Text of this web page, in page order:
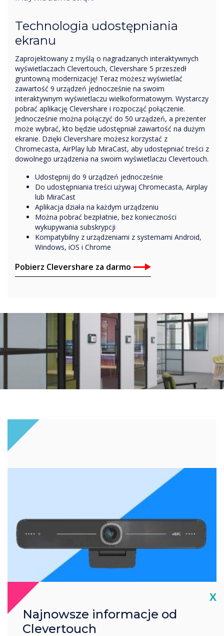
Technologia udostępniania
ekranu
Zaprojektowany z myślą o nagradzanych interaktywnych
wyświetlaczach Clevertouch, Clevershare 5 przeszedł
gruntowną modernizację! Teraz możesz wyświetlać
zawartość 9 urządzeń jednocześnie na swoim
interaktywnym wyświetlaczu wielkoformatowym. Wystarczy
pobrać aplikację Clevershare i rozpocząć połączenie.
Jednocześnie można połączyć do 50 urządzeń, a prezenter
może wybrać, kto będzie udostępniał zawartość na dużym
ekranie. Dzięki Clevershare możesz korzystać z
Chromecasta, AirPlay lub MiraCast, aby udostępniać treści z
dowolnego urządzenia na swoim wyświetlaczu Clevertouch.
Udostępnij do 9 urządzeń jednocześnie
Do udostępniania treści używaj Chromecasta, Airplay
lub MiraCast
Aplikacja działa na każdym urządzeniu
Można pobrać bezpłatnie, bez konieczności
wykupywania subskrypcji
Kompatybilny z urządzeniami z systemami Android,
Windows, iOS i Chrome
Pobierz Clevershare za darmo
Indywidualne strąki
X
Najnowsze informacje od
Clevertouch